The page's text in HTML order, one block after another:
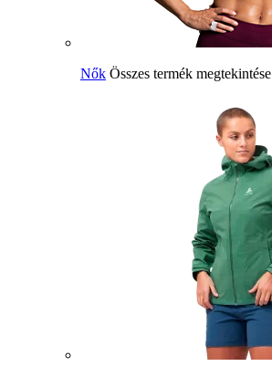
Nők Összes termék megtekintése